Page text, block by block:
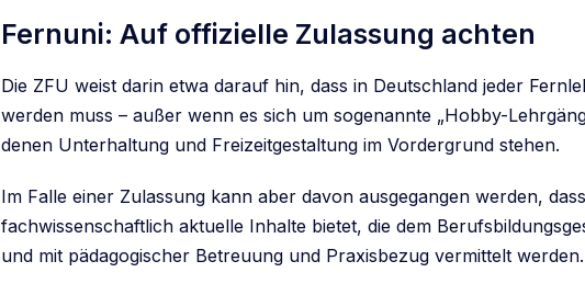
Fernuni: Auf offizielle Zulassung achten
Die ZFU weist darin etwa darauf hin, dass in Deutschland jeder
werden muss – außer wenn es sich um sogenannte „Hobby-
denen Unterhaltung und Freizeitgestaltung im Vordergrund stehen.
Im Falle einer Zulassung kann aber davon ausgegangen werden,
fachwissenschaftlich aktuelle Inhalte bietet, die dem
und mit pädagogischer Betreuung und Praxisbezug vermittelt werden.